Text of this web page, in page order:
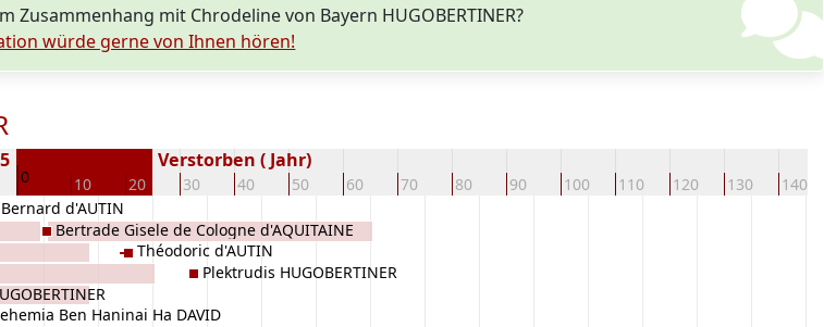
mit Chrodeline von Bayern HUGOBERTINER?
würde gerne von Ihnen hören!
0 10 20 30 40 50 60 70 80 90 100 110 120 130 140
Verstorben ( Jahr)
Ben Haninai Ha DAVID
Bernard d'AUTIN
Bertrade Gisele de Cologne d'AQUITAINE
Théodoric d'AUTIN
Plektrudis HUGOBERTINER